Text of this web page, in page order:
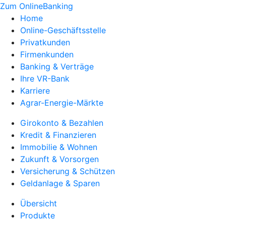
Zum OnlineBanking
Home
Online-Geschäftsstelle
Privatkunden
Firmenkunden
Banking & Verträge
Ihre VR-Bank
Karriere
Agrar-Energie-Märkte
Girokonto & Bezahlen
Kredit & Finanzieren
Immobilie & Wohnen
Zukunft & Vorsorgen
Versicherung & Schützen
Geldanlage & Sparen
Übersicht
Produkte